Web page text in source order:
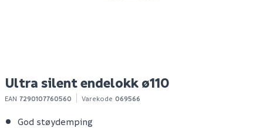
Ultra silent endelokk ø110
EAN 7290107760560 Varekode 069566
God støydemping